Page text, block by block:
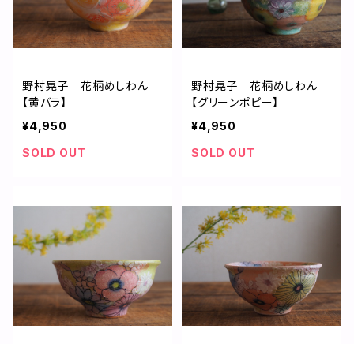
野村晃子 花柄めしわん
【黄バラ】
¥4,950
SOLD OUT
野村晃子 花柄めしわん
【グリーンポピー】
¥4,950
SOLD OUT